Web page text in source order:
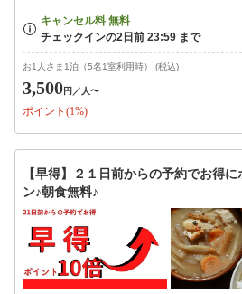
お1人さま1泊（5名1室利用時） (税込)
3,500円 ／人〜
ポイント(1%)
【早得】２１日前からの予約でお得
ン♪朝食無料♪